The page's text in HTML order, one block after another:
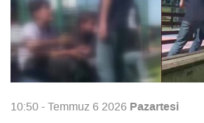
10:50 - Temmuz 6 2026 Pazartesi